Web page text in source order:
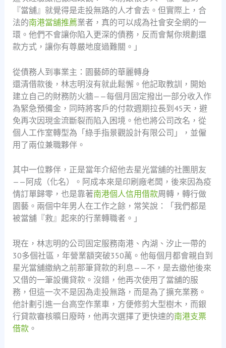
『當舖』就覺得是走投無路的人才會去。但實際上，合
法的南港當舖推薦業者，真的可以成為社會安全網的一
環。他們不會讓你陷入更深的債務，反而會幫你規劃還
款方式，讓你有尊嚴地度過難關。」
從債務人到事業主：園藝師的華麗轉身
還清借款後，林志明沒有就此鬆懈。他記取教訓，開始
建立自己的財務防火牆——每個月固定撥出一部分收入作
為緊急預備金，同時將客戶的付款週期拉長到45天，避
免再次因現金流斷裂而陷入困境。他也將公司改名，從
個人工作室轉型為「綠手指景觀設計有限公司」，並僱
用了兩位兼職夥伴。
其中一位夥伴，正是當年介紹他去星光當舖的社團朋友
——阿成（化名）。阿成本來是印刷廠老闆，後來因為疫
情訂單歸零，也是靠著南港個人信用借款周轉，轉行做
園藝。兩個中年男人在工作之餘，常笑說：「我們都是
被當舖『救』起來的行業轉職者。」
現在，林志明的公司固定服務南港、內湖、汐止一帶的
30多個社區，年營業額突破350萬。他每個月都會親自到
星光當舖繳納之前那筆貸款的利息——不，是去繳他後來
又借的一筆設備貸款。沒錯，他再次使用了當舖的服
務，但這一次不是因為走投無路，而是為了擴充業務。
他計劃引進一台高空作業車，方便修剪大型樹木，而銀
行貸款審核曠日廢時，他再次選擇了更快速的南港支票
借款。